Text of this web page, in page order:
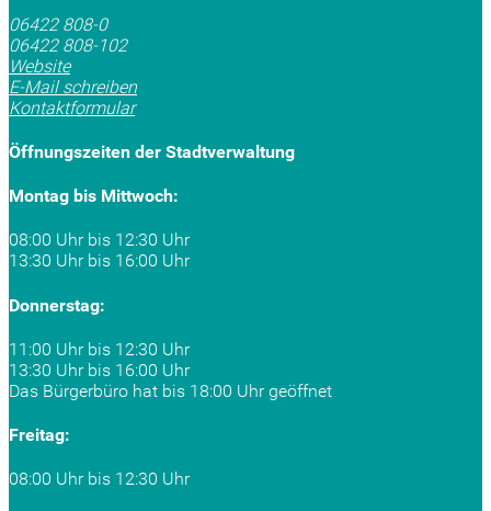
06422 808-0
06422 808-102
Website
E-Mail schreiben
Kontaktformular
Öffnungszeiten der Stadtverwaltung
Montag bis Mittwoch:
08:00 Uhr bis 12:30 Uhr
13:30 Uhr bis 16:00 Uhr
Donnerstag:
11:00 Uhr bis 12:30 Uhr
13:30 Uhr bis 16:00 Uhr
Das Bürgerbüro hat bis 18:00 Uhr geöffnet
Freitag:
08:00 Uhr bis 12:30 Uhr